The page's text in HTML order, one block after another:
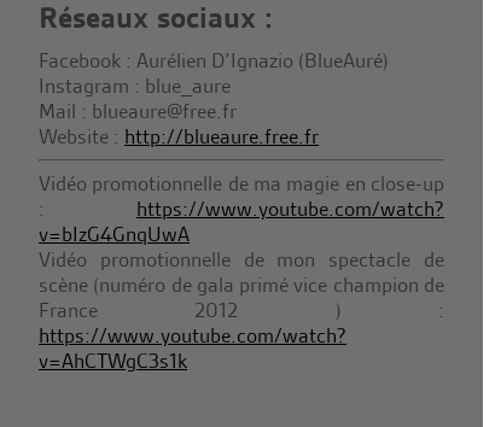
Réseaux sociaux :
Facebook : Aurélien D’Ignazio (BlueAuré)
Instagram : blue_aure
Mail : blueaure@free.fr
Website : http://blueaure.free.fr
Vidéo promotionnelle de ma magie en close-up
: https://www.youtube.com/watch?
v=bIzG4GnqUwA
Vidéo promotionnelle de mon spectacle de
scène (numéro de gala primé vice champion de
France 2012 ) :
https://www.youtube.com/watch?
v=AhCTWgC3s1k